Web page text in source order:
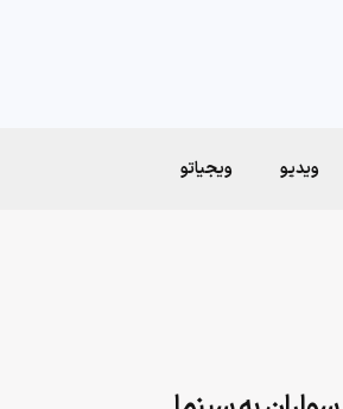
ویدیو ویجیاتو